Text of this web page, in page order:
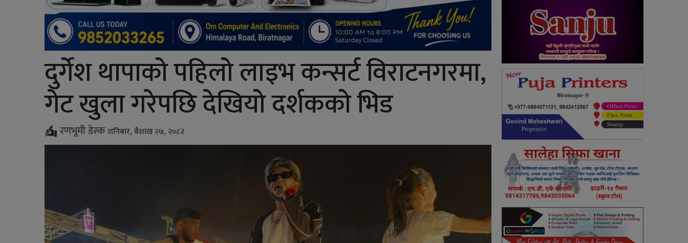
दुर्गेश थापाको पहिलो लाइभ कन्सर्ट विराटनगरमा,
गेट खुला गरेपछि देखियो दर्शकको भिड
रणभूमी डेस्कशनिबार, बैशाख २७, २०८२